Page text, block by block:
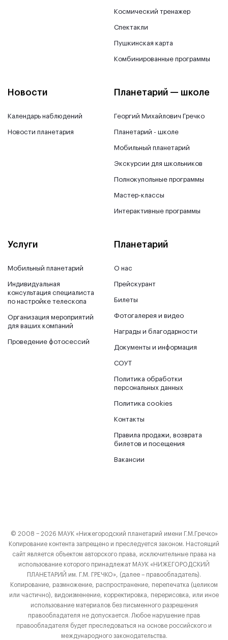
Космический тренажер
Спектакли
Пушкинская карта
Комбинированные программы
Новости
Календарь наблюдений
Новости планетария
Планетарий — школе
Георгий Михайлович Гречко
Планетарий - школе
Мобильный планетарий
Экскурсии для школьников
Полнокупольные программы
Мастер-классы
Интерактивные программы
Услуги
Мобильный планетарий
Индивидуальная
консультация специалиста
по настройке телескопа
Организация мероприятий
для ваших компаний
Проведение фотосессий
Планетарий
О нас
Прейскурант
Билеты
Фотогалерея и видео
Награды и благодарности
Документы и информация
СОУТ
Политика обработки
персональных данных
Политика cookies
Контакты
Правила продажи, возврата
билетов и посещения
Вакансии
© 2008 − 2026 МАУК «Нижегородский планетарий имени Г.М.Гречко»
Копирование контента запрещено и преследуется законом. Настоящий
сайт является объектом авторского права, исключительные права на
использование которого принадлежат МАУК «НИЖЕГОРОДСКИЙ
ПЛАНЕТАРИЙ им. Г.М. ГРЕЧКО», (далее – правообладатель).
Копирование, размножение, распространение, перепечатка (целиком
или частично), видоизменение, корректировка, перерисовка, или иное
использование материалов без письменного разрешения
правообладателя не допускается. Любое нарушение прав
правообладателя будет преследоваться на основе российского и
международного законодательства.